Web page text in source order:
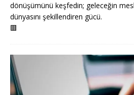
dönüşümünü keşfedin; geleceğin
dünyasını şekillendiren gücü.
🟥